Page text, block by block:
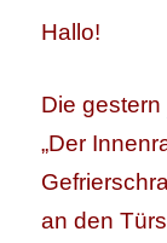
Hallo!
Die gestern
„Der
an den